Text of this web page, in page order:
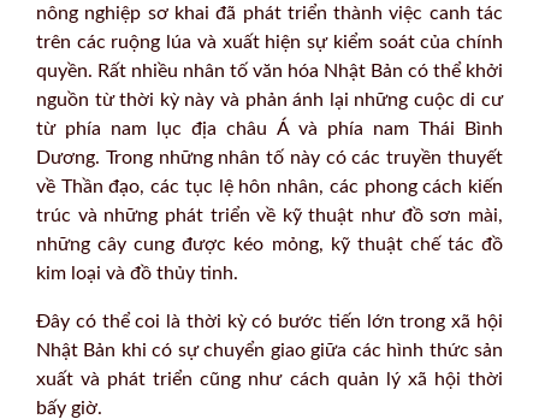
nông nghiệp sơ khai đã phát triển thành việc canh tác
trên các ruộng lúa và xuất hiện sự kiểm soát của chính
quyền. Rất nhiều nhân tố văn hóa Nhật Bản có thể khởi
nguồn từ thời kỳ này và phản ánh lại những cuộc di cư
từ phía nam lục địa châu Á và phía nam Thái Bình
Dương. Trong những nhân tố này có các truyền thuyết
về Thần đạo, các tục lệ hôn nhân, các phong cách kiến
trúc và những phát triển về kỹ thuật như đồ sơn mài,
những cây cung được kéo mỏng, kỹ thuật chế tác đồ
kim loại và đồ thủy tinh.
Đây có thể coi là thời kỳ có bước tiến lớn trong xã hội
Nhật Bản khi có sự chuyển giao giữa các hình thức sản
xuất và phát triển cũng như cách quản lý xã hội thời
bấy giờ.